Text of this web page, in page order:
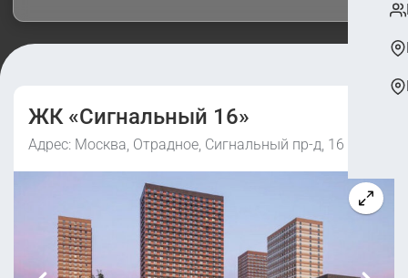
ЖК «Сигнальный 16»
Адрес: Москва, Отрадное, Сигнальный пр-д, 16